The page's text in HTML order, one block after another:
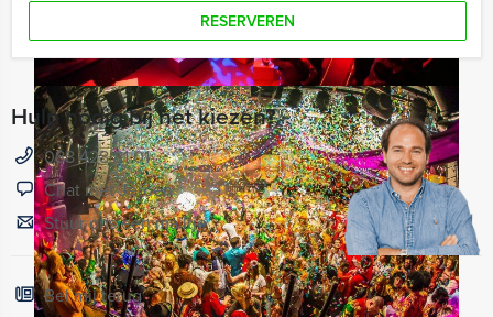
RESERVEREN
Hulp nodig bij het kiezen?
088 428 81 01
Chat met Jeroen
Stuur ons een mailtje
Bel mij terug